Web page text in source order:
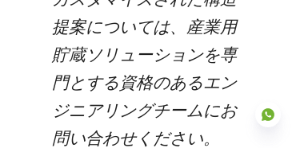
提案については、産業用
貯蔵ソリューションを専
門とする資格のあるエン
ジニアリングチームにお
問い合わせください。